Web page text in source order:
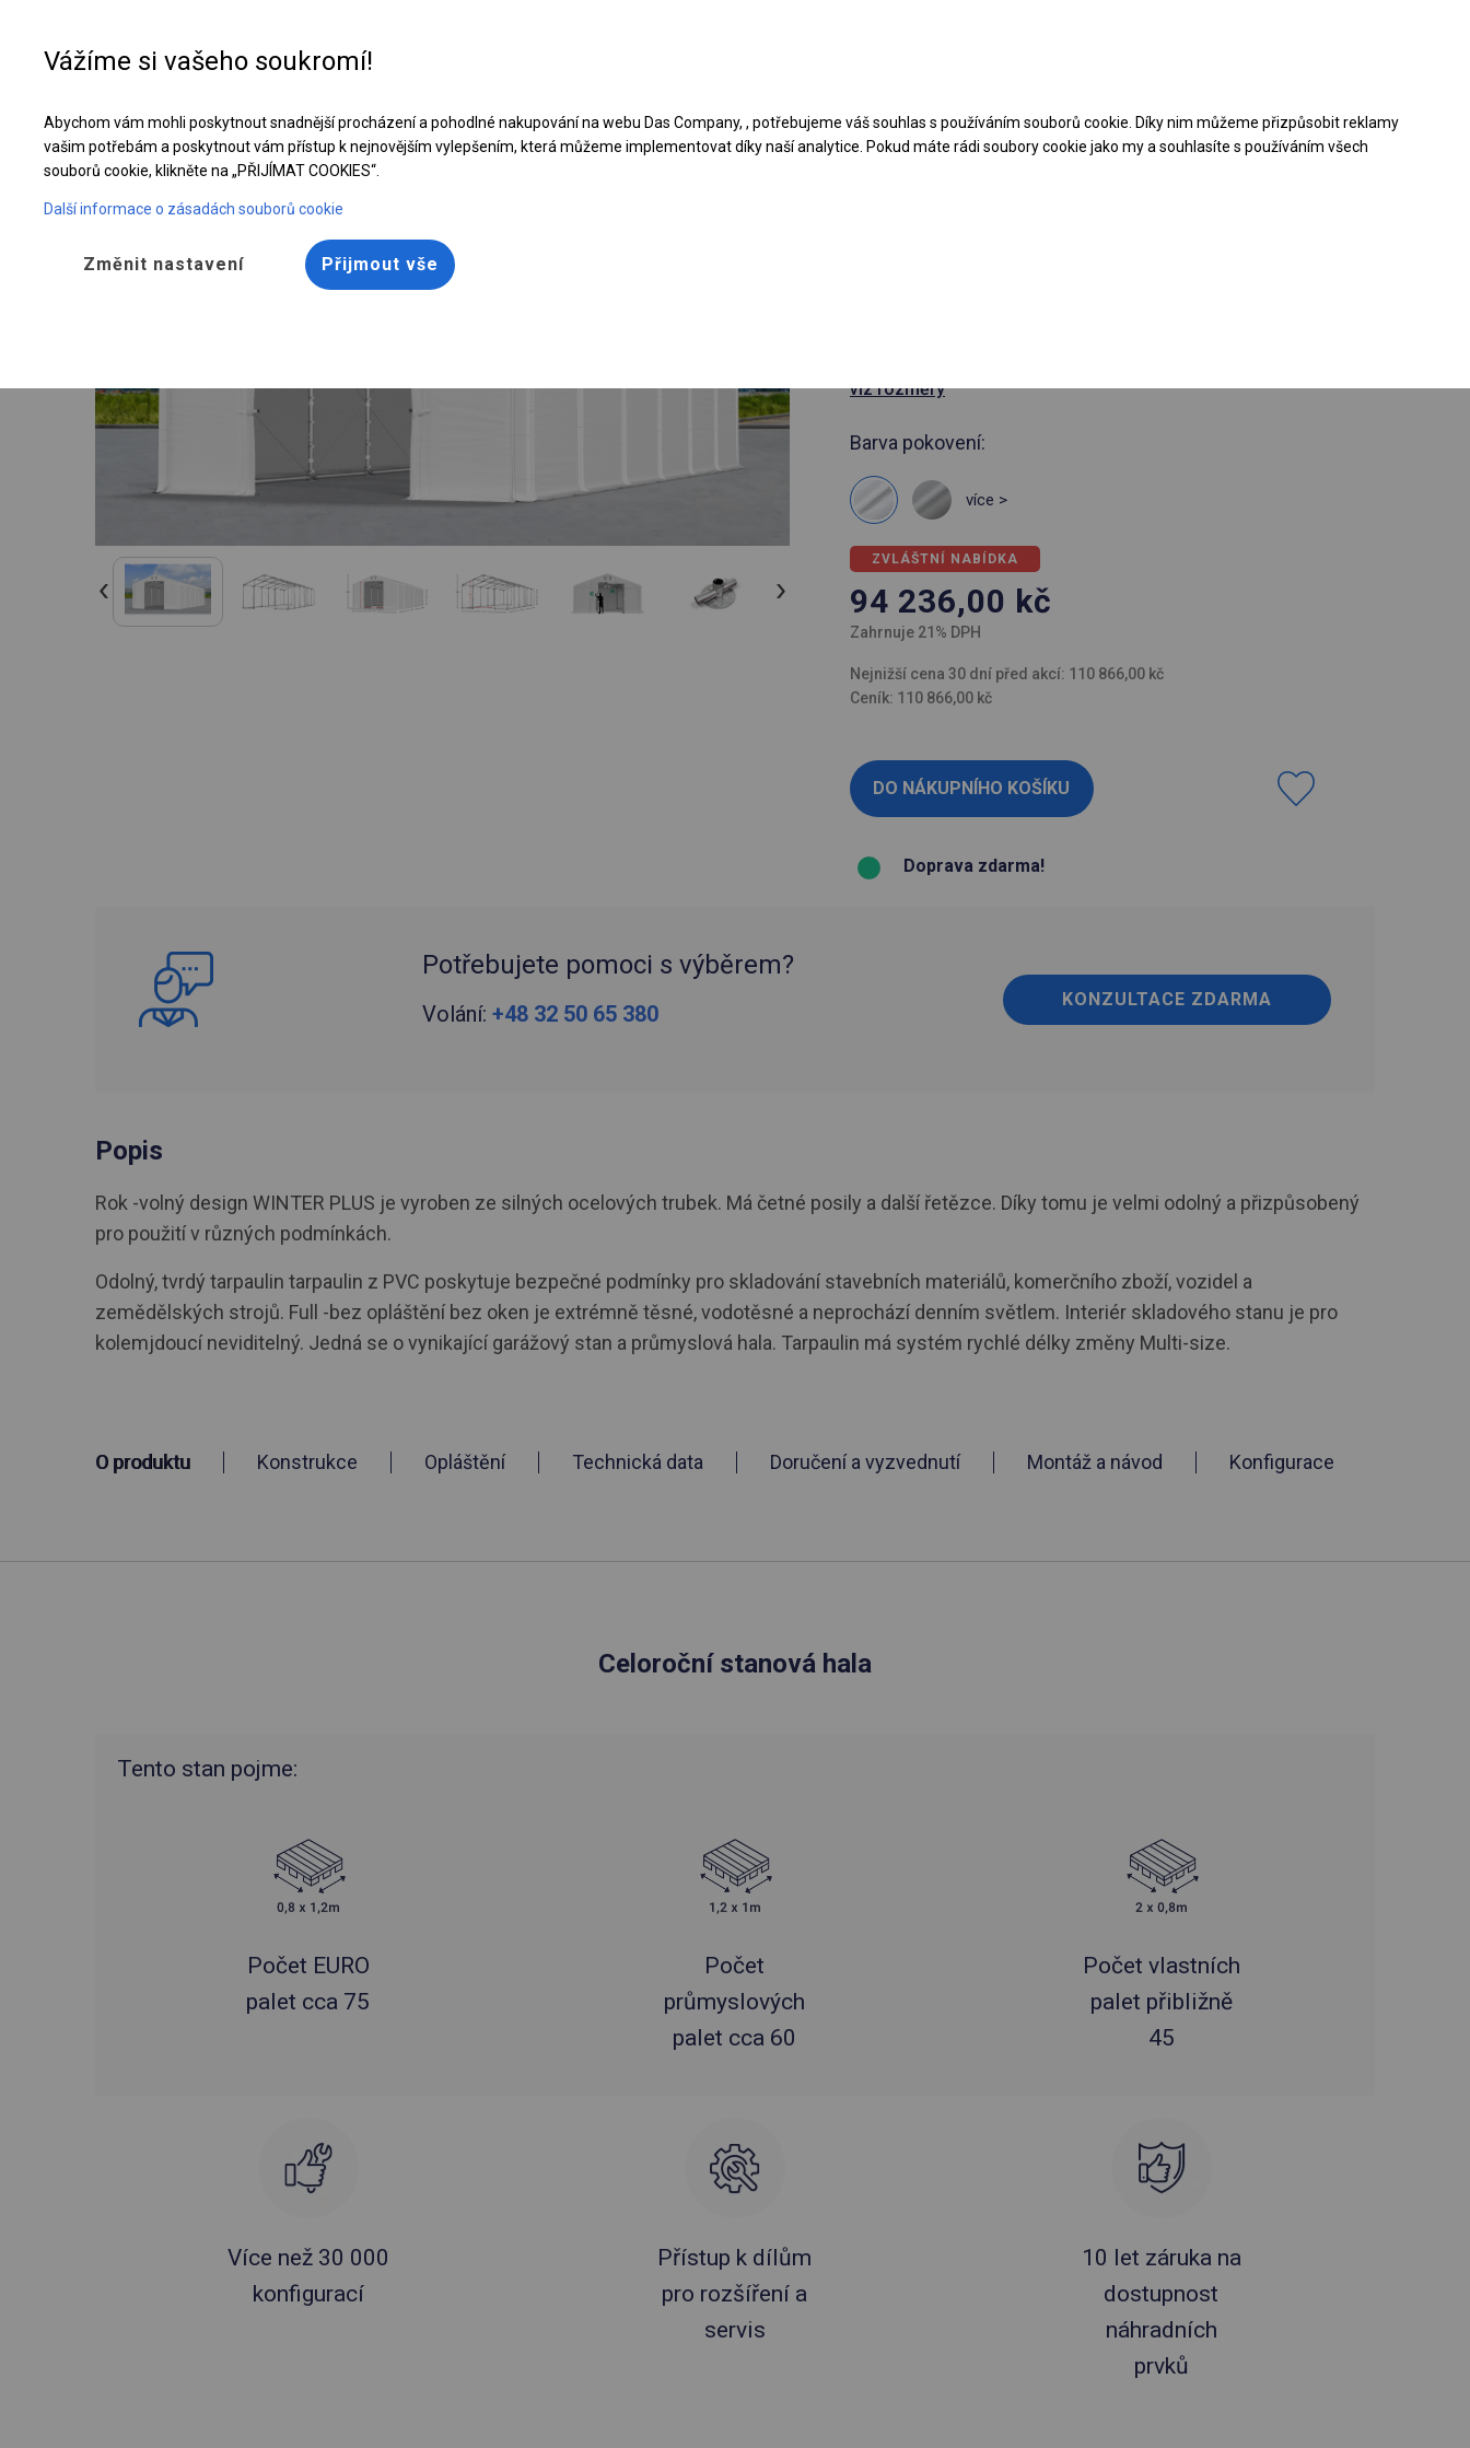
Celoroční stanová hala | 6x12 m Stáhněte si nabídku PDF
viz rozměry
Barva pokovení:
více >
ZVLÁŠTNÍ NABÍDKA
94 236,00 kč
Zahrnuje 21% DPH
Nejnižší cena 30 dní před akcí: 110 866,00 kč
Ceník: 110 866,00 kč
Doprava zdarma!
Potřebujete pomoci s výběrem?
Volání: +48 32 50 65 380
KONZULTACE ZDARMA
Popis
Rok -volný design WINTER PLUS je vyroben ze silných ocelových trubek. Má četné posily a další řetězce. Díky tomu je velmi odolný a přizpůsobený
pro použití v různých podmínkách.
Odolný, tvrdý tarpaulin tarpaulin z PVC poskytuje bezpečné podmínky pro skladování stavebních materiálů, komerčního zboží, vozidel a
zemědělských strojů. Full -bez opláštění bez oken je extrémně těsné, vodotěsné a neprochází denním světlem. Interiér skladového stanu je pro
kolemjdoucí neviditelný. Jedná se o vynikající garážový stan a průmyslová hala. Tarpaulin má systém rychlé délky změny Multi-size.
O produktu Konstrukce Opláštění Technická data Doručení a vyzvednutí Montáž a návod Konfigurace
Celoroční stanová hala
Tento stan pojme:
Počet EURO
palet cca 75
Počet
průmyslových
palet cca 60
Počet vlastních
palet přibližně
45
Více než 30 000
konfigurací
Přístup k dílům
pro rozšíření a
servis
10 let záruka na
dostupnost
náhradních
prvků
Vážíme si vašeho soukromí!
Abychom vám mohli poskytnout snadnější procházení a pohodlné nakupování na webu Das Company, , potřebujeme váš souhlas s používáním souborů cookie. Díky nim můžeme přizpůsobit reklamy
vašim potřebám a poskytnout vám přístup k nejnovějším vylepšením, která můžeme implementovat díky naší analytice. Pokud máte rádi soubory cookie jako my a souhlasíte s používáním všech
souborů cookie, klikněte na „PŘIJÍMAT COOKIES“.
Další informace o zásadách souborů cookie
Změnit nastavení Přijmout vše